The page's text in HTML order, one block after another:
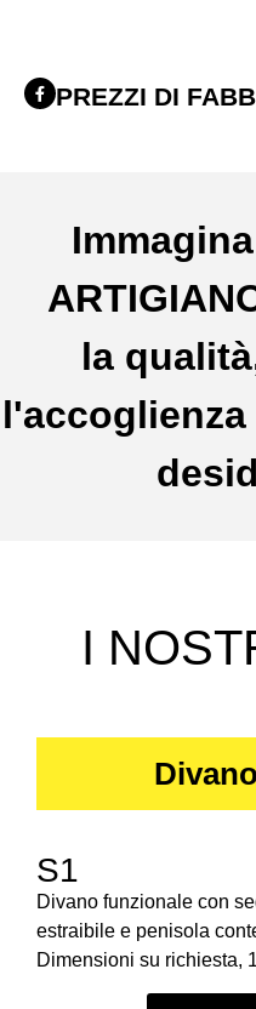
PREZZI DI
la
I
S1
Divano funzionale con
estraibile e penisola
Dimensioni su richiesta,